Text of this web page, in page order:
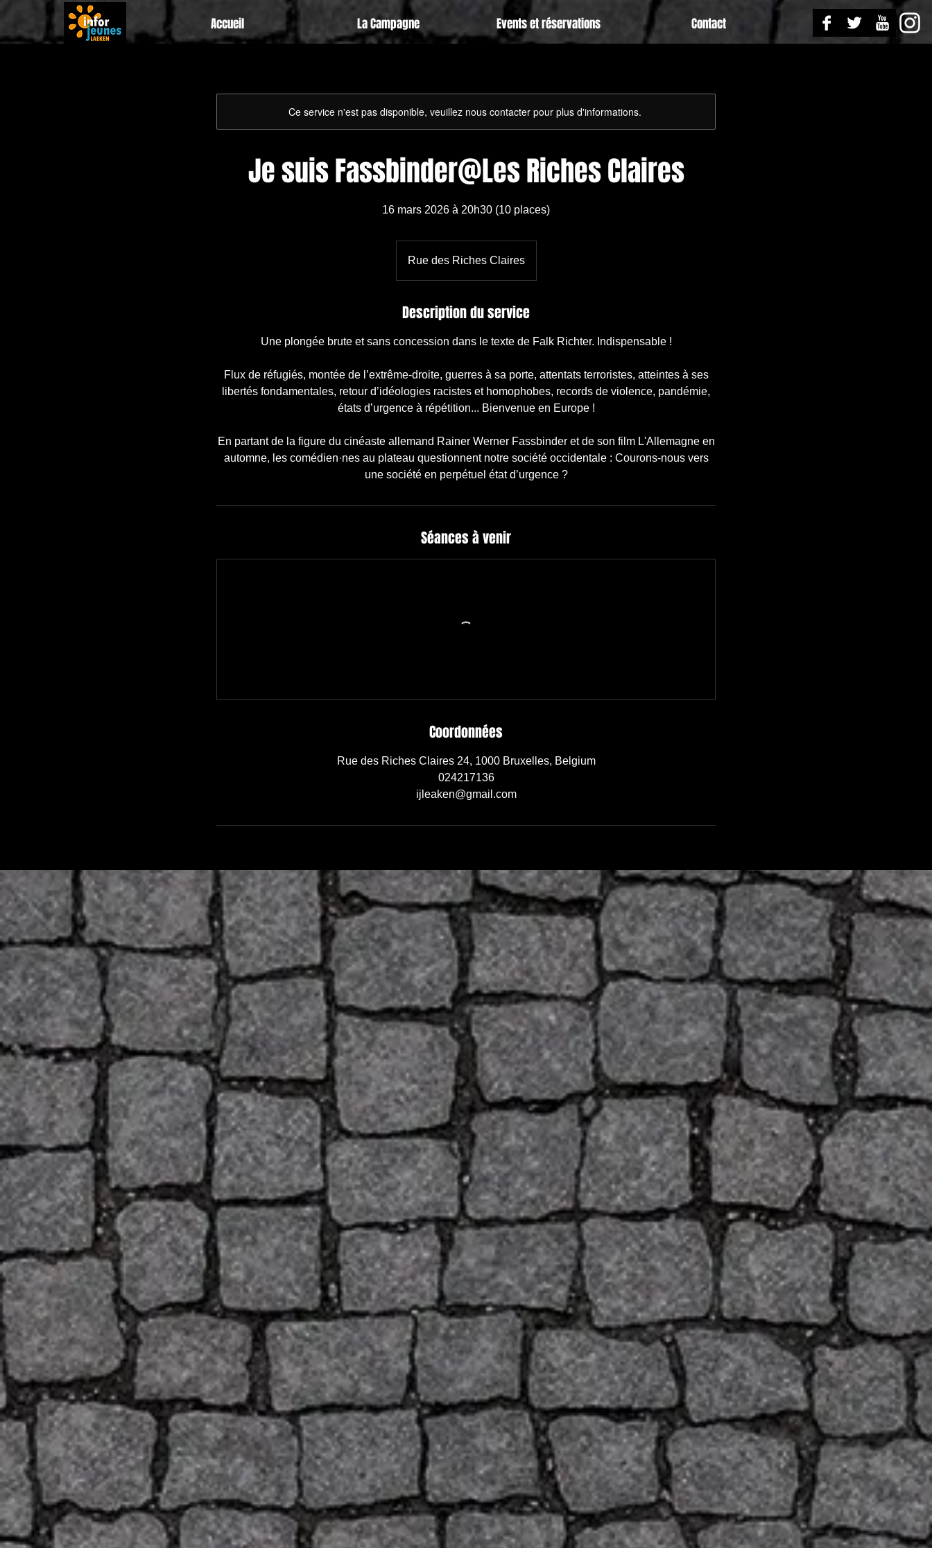
Accueil La Campagne Events et réservations Contact
Ce service n'est pas disponible, veuillez nous contacter pour plus d'informations.
Je suis Fassbinder@Les Riches Claires
16 mars 2026 à 20h30 (10 places)
Rue des Riches Claires
Description du service
Une plongée brute et sans concession dans le texte de Falk Richter. Indispensable !
Flux de réfugiés, montée de l’extrême-droite, guerres à sa porte, attentats terroristes, atteintes à ses
libertés fondamentales, retour d’idéologies racistes et homophobes, records de violence, pandémie,
états d’urgence à répétition... Bienvenue en Europe !
En partant de la figure du cinéaste allemand Rainer Werner Fassbinder et de son film L'Allemagne en
automne, les comédien·nes au plateau questionnent notre société occidentale : Courons-nous vers
une société en perpétuel état d’urgence ?
Séances à venir
Coordonnées
Rue des Riches Claires 24, 1000 Bruxelles, Belgium
024217136
ijleaken@gmail.com